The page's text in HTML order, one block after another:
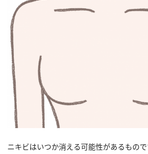
ニキビはいつか消える可能性があるもの